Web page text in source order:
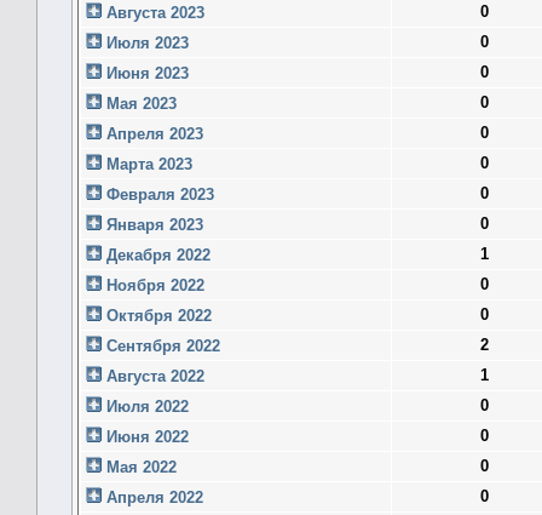
Августа 2023
0
Июля 2023
0
Июня 2023
0
Мая 2023
0
Апреля 2023
0
Марта 2023
0
Февраля 2023
0
Января 2023
0
Декабря 2022
1
Ноября 2022
0
Октября 2022
0
Сентября 2022
2
Августа 2022
1
Июля 2022
0
Июня 2022
0
Мая 2022
0
Апреля 2022
0